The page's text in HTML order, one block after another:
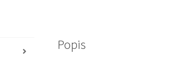
Popis